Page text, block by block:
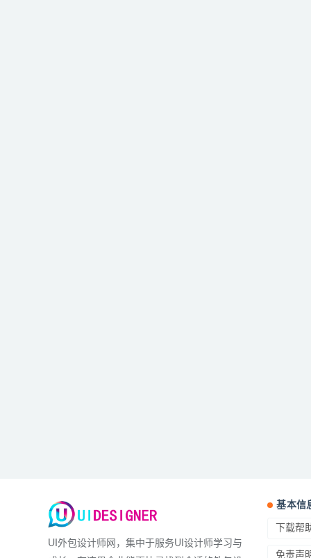
UI外包设计师网，集中于服务UI设计师学习与
基本信
下载帮
免责声